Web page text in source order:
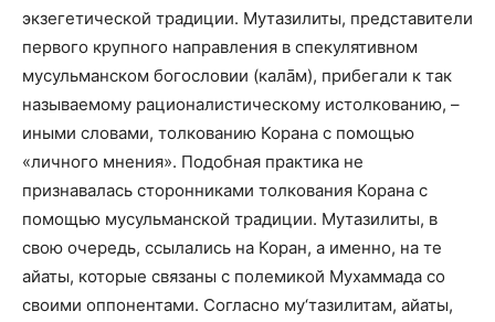
экзегетической традиции. Мутазилиты, представители
первого крупного направления в спекулятивном
мусульманском богословии (калāм), прибегали к так
называемому рационалистическому истолкованию, –
иными словами, толкованию Корана с помощью
«личного мнения». Подобная практика не
признавалась сторонниками толкования Корана с
помощью мусульманской традиции. Мутазилиты, в
свою очередь, ссылались на Коран, а именно, на те
айаты, которые связаны с полемикой Мухаммада со
своими оппонентами. Согласно му‘тазилитам, айаты,